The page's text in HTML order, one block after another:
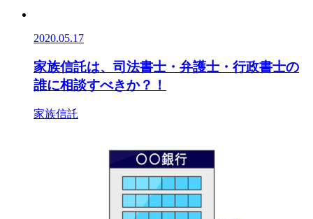
2020.05.17
家族信託は、司法書士・弁護士・行政書士の
誰に相談すべきか？！
家族信託